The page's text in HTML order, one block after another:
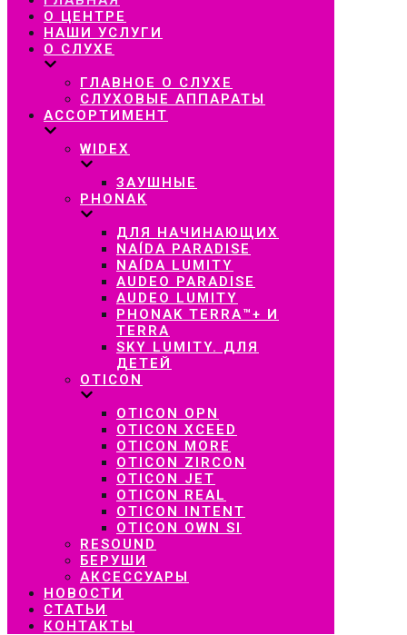
навигацию
О ЦЕНТРЕ
НАШИ УСЛУГИ
О СЛУХЕ
ГЛАВНОЕ О СЛУХЕ
СЛУХОВЫЕ АППАРАТЫ
АССОРТИМЕНТ
WIDEX
ЗАУШНЫЕ
PHONAK
ДЛЯ НАЧИНАЮЩИХ
NAÍDA PARADISE
NAÍDA LUMITY
AUDEO PARADISE
AUDEO LUMITY
PHONAK TERRA™+ И
TERRA
SKY LUMITY. ДЛЯ
ДЕТЕЙ
OTICON
OTICON OPN
OTICON XCEED
OTICON MORE
OTICON ZIRCON
OTICON JET
OTICON REAL
OTICON INTENT
OTICON OWN SI
RESOUND
БЕРУШИ
АКСЕССУАРЫ
НОВОСТИ
СТАТЬИ
КОНТАКТЫ